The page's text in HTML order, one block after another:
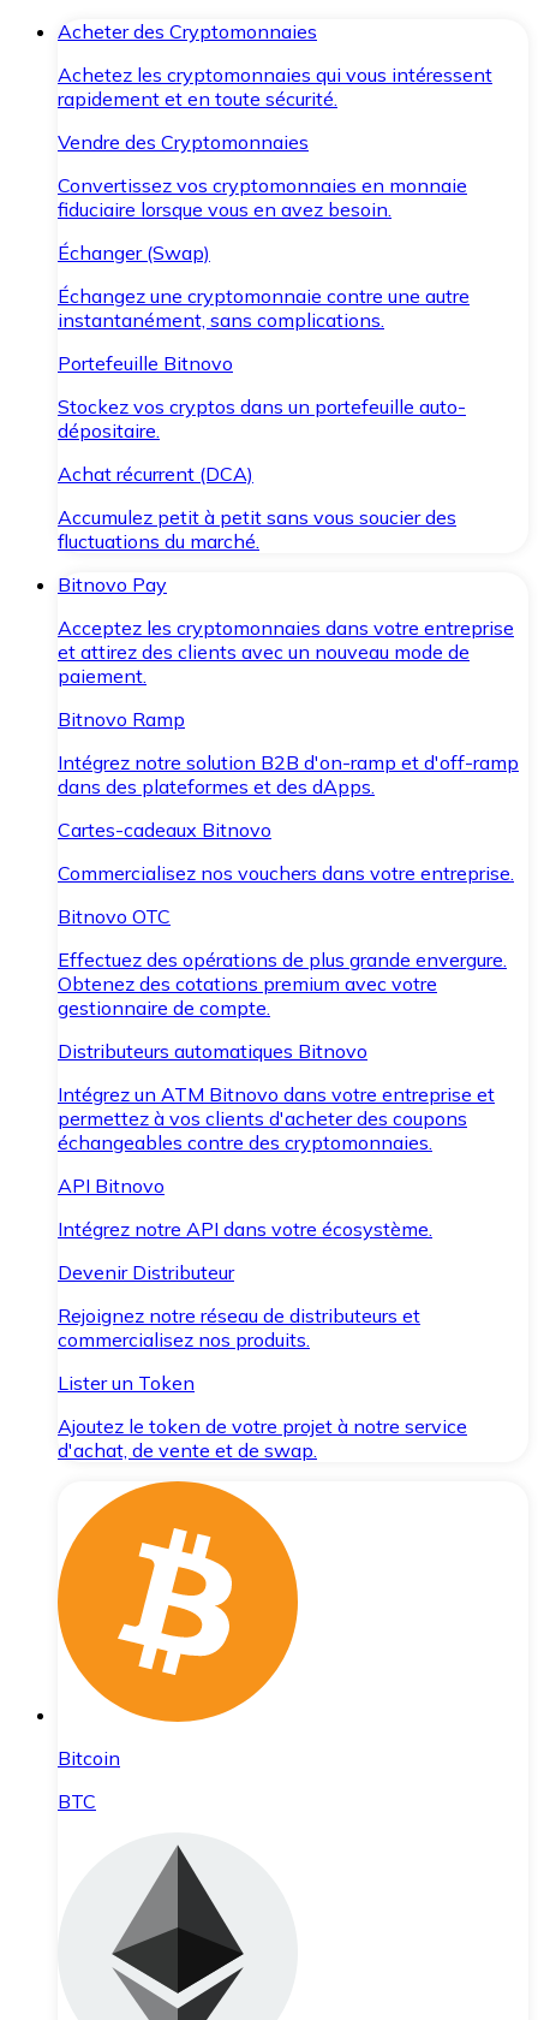
Acheter des Cryptomonnaies
Achetez les cryptomonnaies qui vous intéressent
rapidement et en toute sécurité.
Vendre des Cryptomonnaies
Convertissez vos cryptomonnaies en monnaie
fiduciaire lorsque vous en avez besoin.
Échanger (Swap)
Échangez une cryptomonnaie contre une autre
instantanément, sans complications.
Portefeuille Bitnovo
Stockez vos cryptos dans un portefeuille auto-
dépositaire.
Achat récurrent (DCA)
Accumulez petit à petit sans vous soucier des
fluctuations du marché.
Bitnovo Pay
Acceptez les cryptomonnaies dans votre entreprise
et attirez des clients avec un nouveau mode de
paiement.
Bitnovo Ramp
Intégrez notre solution B2B d'on-ramp et d'off-ramp
dans des plateformes et des dApps.
Cartes-cadeaux Bitnovo
Commercialisez nos vouchers dans votre entreprise.
Bitnovo OTC
Effectuez des opérations de plus grande envergure.
Obtenez des cotations premium avec votre
gestionnaire de compte.
Distributeurs automatiques Bitnovo
Intégrez un ATM Bitnovo dans votre entreprise et
permettez à vos clients d'acheter des coupons
échangeables contre des cryptomonnaies.
API Bitnovo
Intégrez notre API dans votre écosystème.
Devenir Distributeur
Rejoignez notre réseau de distributeurs et
commercialisez nos produits.
Lister un Token
Ajoutez le token de votre projet à notre service
d'achat, de vente et de swap.
Bitcoin
BTC